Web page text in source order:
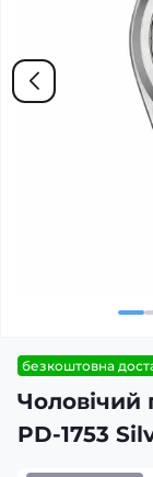
безкоштовна
Чоловічий
PD-1753